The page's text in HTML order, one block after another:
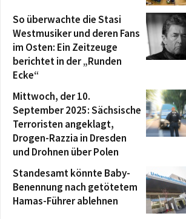
So überwachte die Stasi
Westmusiker und deren Fans
im Osten: Ein Zeitzeuge
berichtet in der „Runden
Ecke“
Mittwoch, der 10.
September 2025: Sächsische
Terroristen angeklagt,
Drogen-Razzia in Dresden
und Drohnen über Polen
Standesamt könnte Baby-
Benennung nach getötetem
Hamas-Führer ablehnen